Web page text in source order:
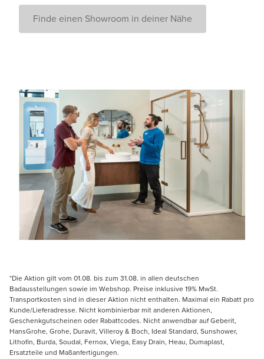
Finde einen Showroom in deiner Nähe
*Die Aktion gilt vom 01.08. bis zum 31.08. in allen deutschen
Badausstellungen sowie im Webshop. Preise inklusive 19% MwSt.
Transportkosten sind in dieser Aktion nicht enthalten. Maximal ein Rabatt pro
Kunde/Lieferadresse. Nicht kombinierbar mit anderen Aktionen,
Geschenkgutscheinen oder Rabattcodes. Nicht anwendbar auf Geberit,
HansGrohe, Grohe, Duravit, Villeroy & Boch, Ideal Standard, Sunshower,
Lithofin, Burda, Soudal, Fernox, Viega, Easy Drain, Heau, Dumaplast,
Ersatzteile und Maßanfertigungen.